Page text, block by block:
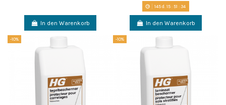
In den Warenkorb
145d. 15:51 :33
In den Warenkorb
-10% -10%